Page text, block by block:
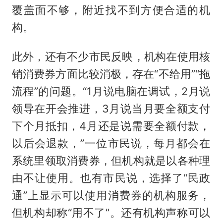
覆盖面不够，附近找不到方便合适的机
构。
此外，还有不少市民反映，机构在使用核
销消费券方面比较消极，存在“不给用”“拖
流程”的问题。“1月说电脑在调试，2月说
领导在开会推进，3月说当月要全额支付
下个月抵扣，4月还是说需要全额付款，
以后会退款，”一位市民说，每月都会在
系统里领取消费券，但机构就是以各种理
由不让使用。也有市民说，选择了“民政
通”上显示可以使用消费券的机构服务，
但机构却称“用不了”。还有机构声称可以